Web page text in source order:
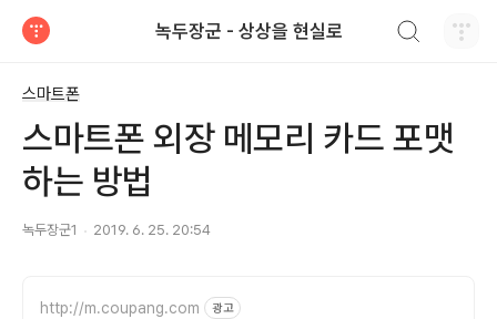
녹두장군 - 상상을 현실로
스마트폰
스마트폰 외장 메모리 카드 포맷
하는 방법
녹두장군1 2019. 6. 25. 20:54
http://m.coupang.com 광고